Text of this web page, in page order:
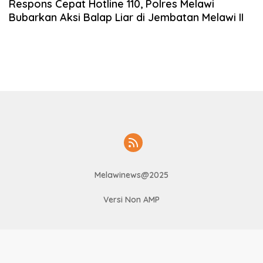
Respons Cepat Hotline 110, Polres Melawi
Bubarkan Aksi Balap Liar di Jembatan Melawi II
Melawinews@2025
Versi Non AMP